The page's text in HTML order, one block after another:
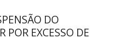
DO
POR EXCESSO DE